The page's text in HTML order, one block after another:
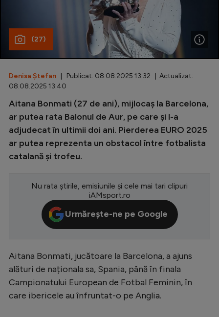
Fotbal feminin
Diverse
Inedit
Clasamente
Champions League
Europa League
CM 2026
Premier League
LaLiga
Bundesliga
Ligue 1
Campionate
(27)
Denisa Ștefan | Publicat: 08.08.2025 13:32 | Actualizat:
08.08.2025 13:40
Aitana Bonmati (27 de ani), mijlocaș la Barcelona,
ar putea rata Balonul de Aur, pe care și l-a
adjudecat în ultimii doi ani. Pierderea EURO 2025
ar putea reprezenta un obstacol între fotbalista
catalană și trofeu.
Nu rata știrile, emisiunile și cele mai tari clipuri
iAMsport.ro
Urmărește-ne pe Google
Aitana Bonmati, jucătoare la Barcelona, a ajuns
alături de naționala sa, Spania, până în finala
Campionatului European de Fotbal Feminin, în
care ibericele au înfruntat-o pe Anglia.